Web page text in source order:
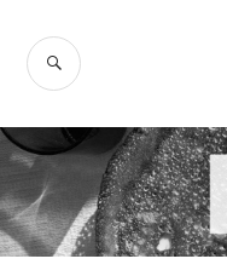
content
SEARCH